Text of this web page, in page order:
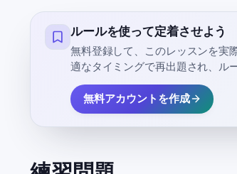
ルールを使って定着させよう
無料登録して、このレッスンを実
適なタイミングで再出題され、ル
無料アカウントを作成